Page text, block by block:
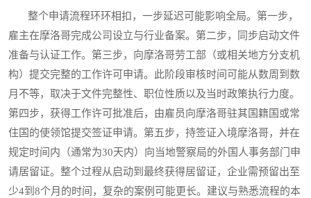
整个申请流程环环相扣，一步延迟可能影响全局。第一步，
雇主在摩洛哥完成公司设立与行业备案。第二步，同步启动文件
准备与认证工作。第三步，向摩洛哥劳工部（或相关地方分支机
构）提交完整的工作许可申请。此阶段审核时间可能从数周到数
月不等，取决于文件完整性、职位性质以及当时政策执行力度。
第四步，获得工作许可批准后，由雇员向摩洛哥驻其国籍国或常
住国的使领馆提交签证申请。第五步，持签证入境摩洛哥，并在
规定时间内（通常为30天内）向当地警察局的外国人事务部门申
请居留证。整个过程从启动到最终获得居留证，企业需预留出至
少4到8个月的时间，复杂的案例可能更长。建议与熟悉流程的本